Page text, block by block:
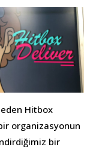
Hitbox
organizasyonun
bir